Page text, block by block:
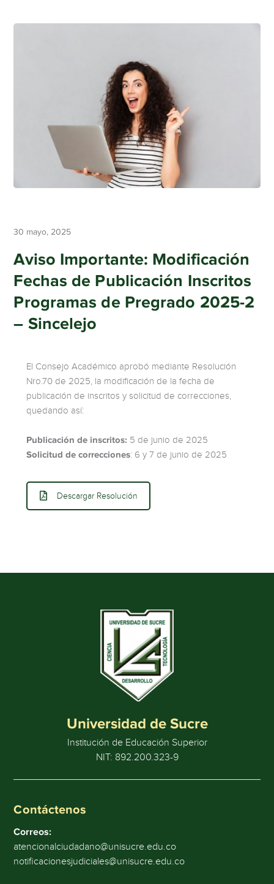
30 mayo, 2025
Aviso Importante: Modificación
Fechas de Publicación Inscritos
Programas de Pregrado 2025-2
– Sincelejo
El Consejo Académico aprobó mediante Resolución
Nro.70 de 2025, la modificación de la fecha de
publicación de inscritos y solicitud de correcciones,
quedando así:
Publicación de inscritos: 5 de junio de 2025
Solicitud de correcciones: 6 y 7 de junio de 2025
Descargar Resolución
Universidad de Sucre
Institución de Educación Superior
NIT: 892.200.323-9
Contáctenos
Correos:
atencionalciudadano@unisucre.edu.co
notificacionesjudiciales@unisucre.edu.co